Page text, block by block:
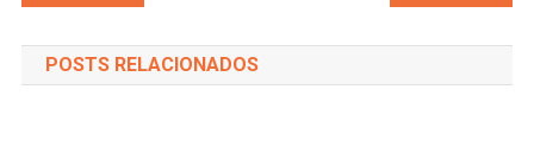
POSTS RELACIONADOS